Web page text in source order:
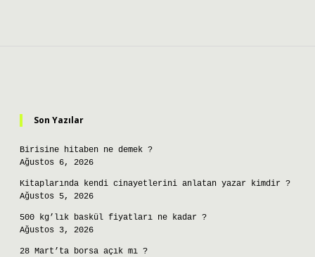
Son Yazılar
Birisine hitaben ne demek ?
Ağustos 6, 2026
Kitaplarında kendi cinayetlerini anlatan yazar kimdir ?
Ağustos 5, 2026
500 kg’lık baskül fiyatları ne kadar ?
Ağustos 3, 2026
28 Mart’ta borsa açık mı ?